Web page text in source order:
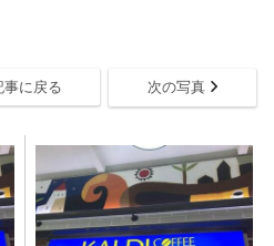
事に戻る 次の写真